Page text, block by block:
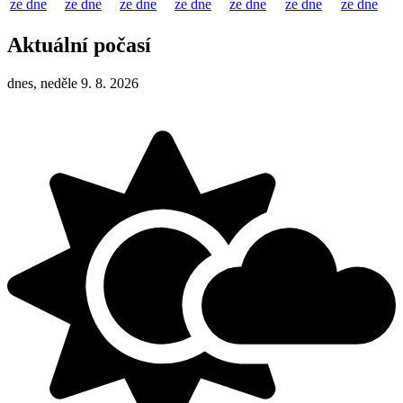
ze dne
ze dne
ze dne
ze dne
ze dne
ze dne
ze dne
Aktuální počasí
dnes, neděle 9. 8. 2026